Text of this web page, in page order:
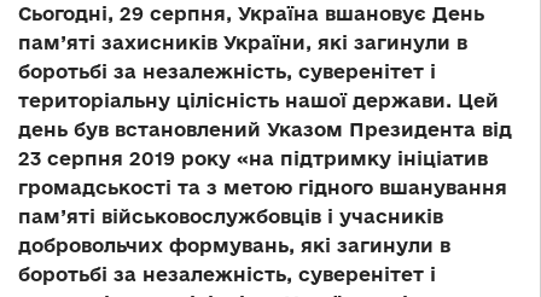
Сьогодні, 29 серпня, Україна вшановує День
пам’яті захисників України, які загинули в
боротьбі за незалежність, суверенітет і
територіальну цілісність нашої держави. Цей
день був встановлений Указом Президента від
23 серпня 2019 року «на підтримку ініціатив
громадськості та з метою гідного вшанування
пам’яті військовослужбовців і учасників
добровольчих формувань, які загинули в
боротьбі за незалежність, суверенітет і